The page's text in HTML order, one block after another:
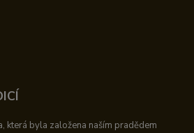
která byla založena naším pradědem